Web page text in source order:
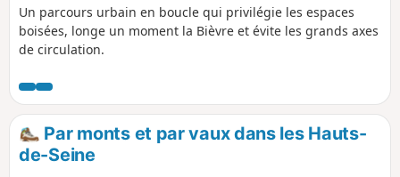
Un parcours urbain en boucle qui privilégie les espaces
boisées, longe un moment la Bièvre et évite les grands axes
de circulation.
Par monts et par vaux dans les Hauts-
de-Seine